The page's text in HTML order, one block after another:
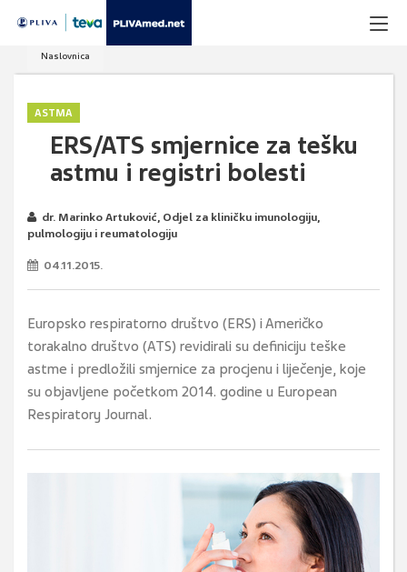
Naslovnica
ASTMA
ERS/ATS smjernice za tešku
astmu i registri bolesti
dr. Marinko Artuković, Odjel za kliničku imunologiju,
pulmologiju i reumatologiju
04.11.2015.
Europsko respiratorno društvo (ERS) i Američko
torakalno društvo (ATS) revidirali su definiciju teške
astme i predložili smjernice za procjenu i liječenje, koje
su objavljene početkom 2014. godine u European
Respiratory Journal.